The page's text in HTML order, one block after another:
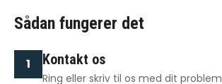
Sådan fungerer det
1 Kontakt os
Ring eller skriv til os med dit problem